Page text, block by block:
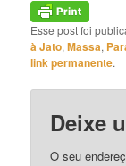
Esse post foi
à Jato,Massa,
link permanente.
Deixe
O seu